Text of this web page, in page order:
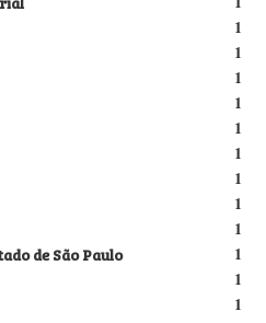
1
1
1
1
1
1
1
1
1
1
de São Paulo
1
1